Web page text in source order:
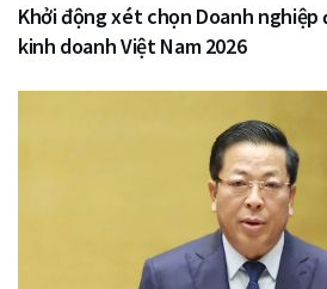
Khởi động xét chọn Doanh nghiệp
kinh doanh Việt Nam 2026